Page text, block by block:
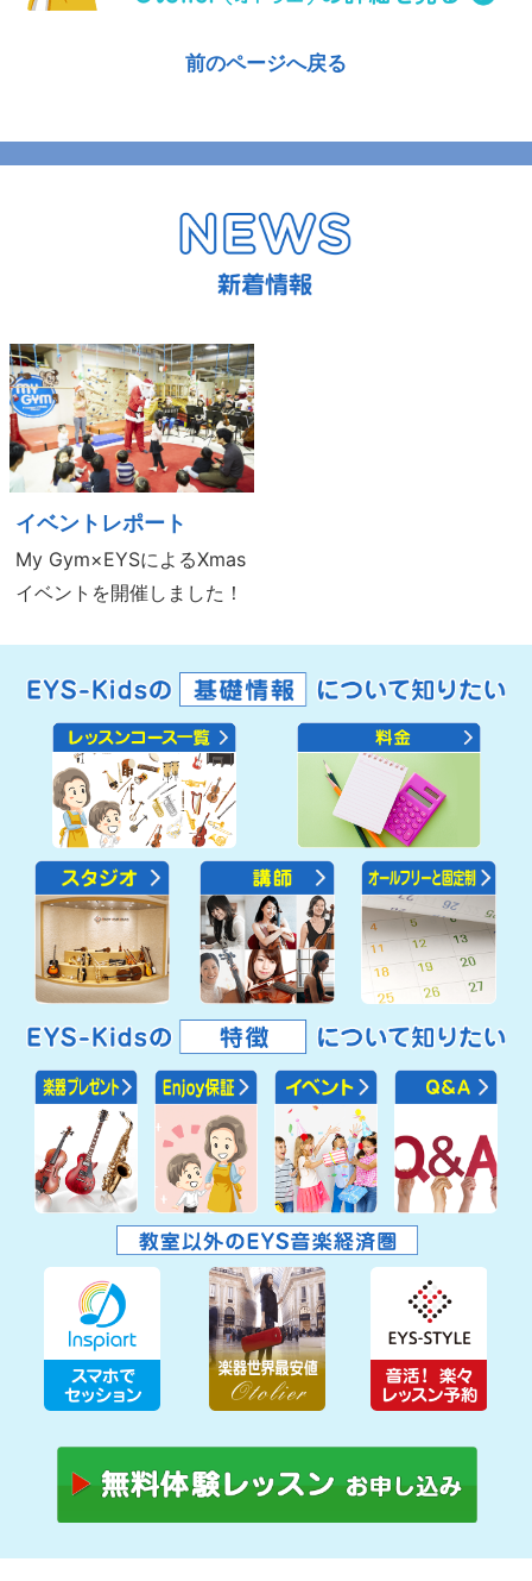
前のページへ戻る
イベントレポート
My Gym×EYSによるXmas
イベントを開催しました！